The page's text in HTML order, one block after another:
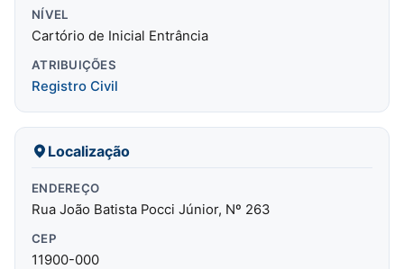
NÍVEL
Cartório de Inicial Entrância
ATRIBUIÇÕES
Registro Civil
Localização
ENDEREÇO
Rua João Batista Pocci Júnior, Nº 263
CEP
11900-000